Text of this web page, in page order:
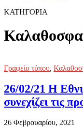
ΚΑΤΗΓΟΡΙΑ
Γραφείο τύπου,
26/02/21 Η
συνεχίζει τις
26 Φεβρουαρίου, 2021